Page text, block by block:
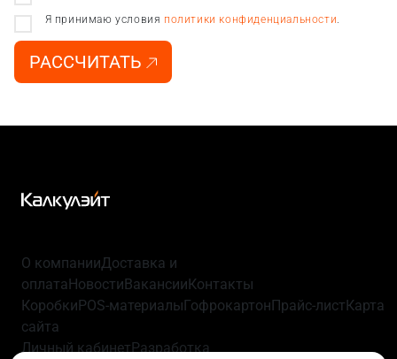
Я принимаю условия политики конфиденциальности
РАССЧИТАТЬ
О компанииДоставка и
оплатаНовостиВакансииКонтакты
КоробкиPOS-материалыГофрокартонПрайс-листКарта
сайта
Личный кабинетРазработка